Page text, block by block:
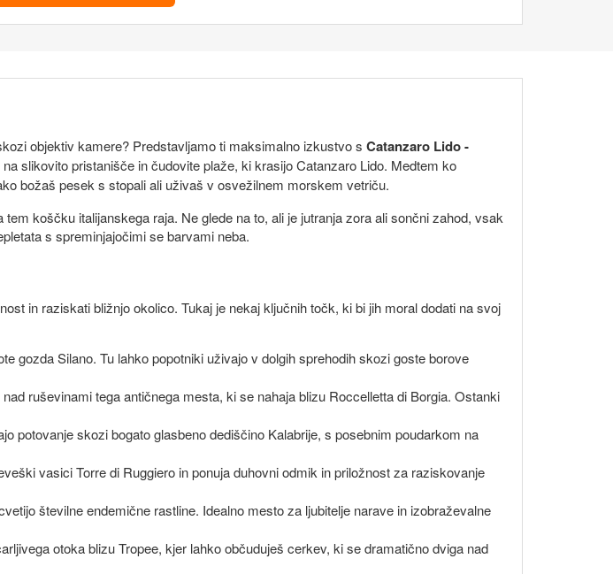
objektiv kamere? Predstavljamo ti maksimalno izkustvo s Catanzaro Lido -
na slikovito pristanišče in čudovite plaže, ki krasijo Catanzaro Lido. Medtem ko
božaš pesek s stopali ali uživaš v osvežilnem morskem vetriču.
koščku italijanskega raja. Ne glede na to, ali je jutranja zora ali sončni zahod, vsak
s spreminjajočimi se barvami neba.
in raziskati bližnjo okolico. Tukaj je nekaj ključnih točk, ki bi jih moral dodati na svoj
gozda Silano. Tu lahko popotniki uživajo v dolgih sprehodih skozi goste borove
ruševinami tega antičnega mesta, ki se nahaja blizu Roccelletta di Borgia. Ostanki
potovanje skozi bogato glasbeno dediščino Kalabrije, s posebnim poudarkom na
vasici Torre di Ruggiero in ponuja duhovni odmik in priložnost za raziskovanje
številne endemične rastline. Idealno mesto za ljubitelje narave in izobraževalne
otoka blizu Tropee, kjer lahko občuduješ cerkev, ki se dramatično dviga nad